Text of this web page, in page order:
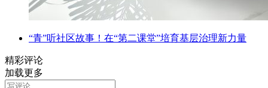
“青”听社区故事！在“第二课堂”培育基层治理新力量
精彩评论
加载更多